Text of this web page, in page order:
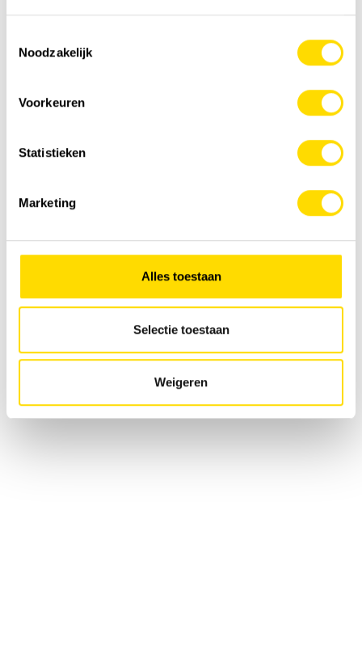
Noodzakelijk
Voorkeuren
Statistieken
Marketing
Alles toestaan
Selectie toestaan
Weigeren
Machines de transbordement